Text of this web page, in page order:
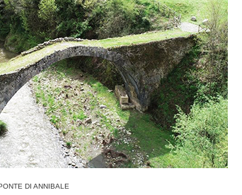
DI ANNIBALE